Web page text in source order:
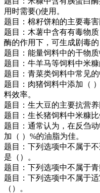
用时需要()使用。
题目：棉籽饼粕的主要毒害
题目：木薯中含有有毒物
酶的作用下，可生成剧毒的
题目：能量饲料中的干物
题目：牛羊马等饲料中米糠
题目：青菜类饲料中常见的
题目：肉猪饲料中添加（
料效率。
题目：生大豆的主要抗营养
题目：生长猪饲料中米糠比
题目：通常认为，在反刍
加（ ）%的油脂为佳。
题目：下列选项中不属于
是（）。
题目：下列选项中不属于青
题目：下列选项中不属于
（）。